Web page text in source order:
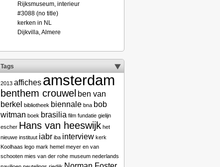
Rijksmuseum, interieur
#3088 (no title)
kerken in NL
Dijkvilla, Almere
Tags
2013 affiches amsterdam
benthem crouwel ben van
berkel bibliotheek biennale bna bob
witman boek brasilia film fundatie gielijn
escher Hans van heeswijk het
nieuwe instituut iabr iba interview kerk
Koolhaas lego mark hemel meyer en van
schooten mies van der rohe museum nederlands